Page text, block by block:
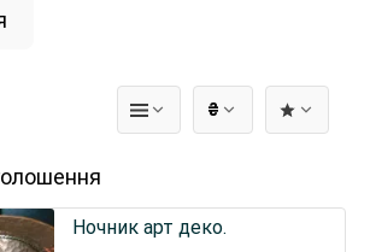
₴
Ночник арт деко.